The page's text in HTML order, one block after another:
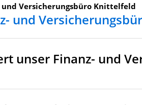
und Versicherungsbüro Knittelfeld
und
unser Finanz- und